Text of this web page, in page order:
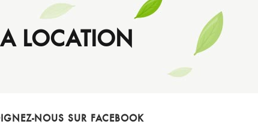
LOCATION
NOUS SUR FACEBOOK